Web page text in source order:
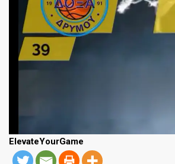
ElevateYourGame